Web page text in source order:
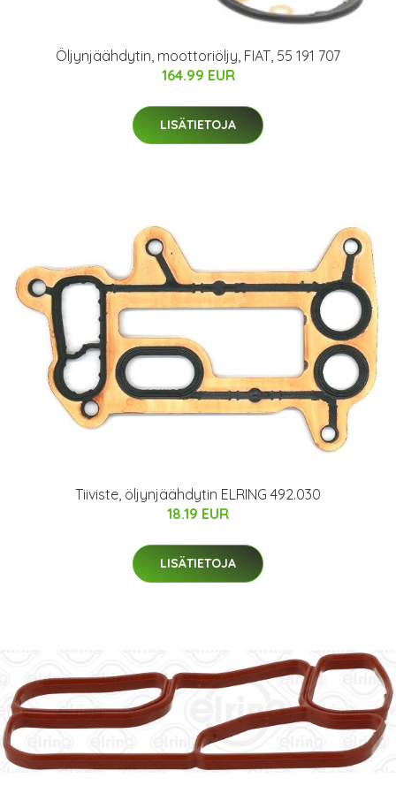
Öljynjäähdytin, moottoriöljy, FIAT, 55 191 707
164.99 EUR
LISÄTIETOJA
Tiiviste, öljynjäähdytin ELRING 492.030
18.19 EUR
LISÄTIETOJA